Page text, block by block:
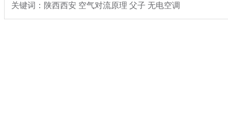
关键词：陕西西安 空气对流原理 父子 无电空调